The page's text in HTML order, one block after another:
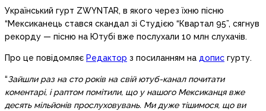
Український гурт ZWYNTAR, в якого через їхню пісню
“Мексиканець стався скандал зі Студією “Квартал 95”, сягнув
рекорду — пісню на Ютубі вже послухали 10 млн слухачів.
Про це повідомляє Редактор з посиланням на допис гурту.
“Зайшли раз на сто років на свій ютуб-канал почитати
коментарі, і раптом помітили, що у нашого Мексиканця вже
десять мільйонів прослуховувань. Ми дуже тішимося, що ви